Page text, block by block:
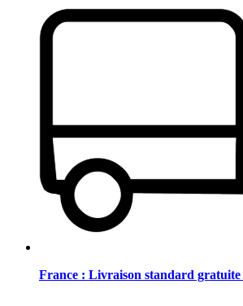
France : Livraison standard gratuite